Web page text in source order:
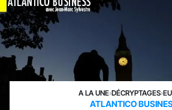
A LA UNE›DÉCRYPTAGES›
ATLANTICO